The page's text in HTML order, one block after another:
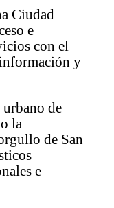
Ciudad
e
con el
y
de
la
de San
e